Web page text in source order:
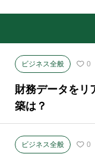
ビジネス全般 0
財務データをリ
築は？
ビジネス全般 0